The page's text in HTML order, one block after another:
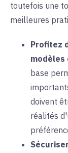
toutefois une
meilleures
Profitez
modèles
base
doivent
réalités